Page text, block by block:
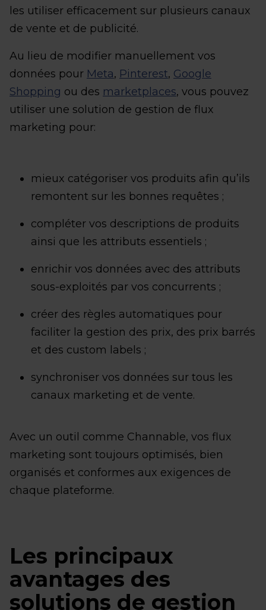
les utiliser efficacement sur plusieurs canaux
de vente et de publicité.
Au lieu de modifier manuellement vos
données pour Meta, Pinterest, Google
Shopping ou des marketplaces, vous pouvez
utiliser une solution de gestion de flux
marketing pour:
mieux catégoriser vos produits afin qu’ils
remontent sur les bonnes requêtes ;
compléter vos descriptions de produits
ainsi que les attributs essentiels ;
enrichir vos données avec des attributs
sous-exploités par vos concurrents ;
créer des règles automatiques pour
faciliter la gestion des prix, des prix barrés
et des custom labels ;
synchroniser vos données sur tous les
canaux marketing et de vente.
Avec un outil comme Channable, vos flux
marketing sont toujours optimisés, bien
organisés et conformes aux exigences de
chaque plateforme.
Les principaux
avantages des
solutions de gestion